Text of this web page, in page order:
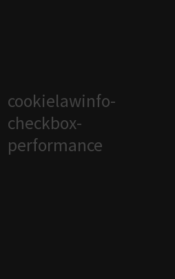
cookielawinfo-
checkbox-
performance